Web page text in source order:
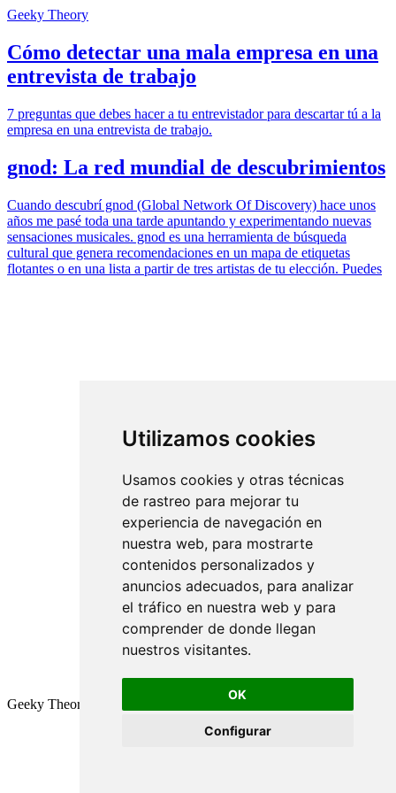
Utilizamos cookies
Usamos cookies y otras técnicas
de rastreo para mejorar tu
experiencia de navegación en
nuestra web, para mostrarte
contenidos personalizados y
anuncios adecuados, para analizar
el tráfico en nuestra web y para
comprender de donde llegan
nuestros visitantes.
OK
Configurar
Geeky Theory
Cómo detectar una mala empresa en una
entrevista de trabajo
7 preguntas que debes hacer a tu entrevistador para descartar tú a la
empresa en una entrevista de trabajo.
gnod: La red mundial de descubrimientos
Cuando descubrí gnod (Global Network Of Discovery) hace unos
años me pasé toda una tarde apuntando y experimentando nuevas
sensaciones musicales. gnod es una herramienta de búsqueda
cultural que genera recomendaciones en un mapa de etiquetas
flotantes o en una lista a partir de tres artistas de tu elección. Puedes
Geeky Theory © 2026